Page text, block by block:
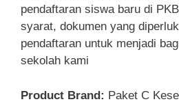
pendaftaran siswa baru di
syarat, dokumen yang
pendaftaran untuk menjadi
sekolah kami
Product Brand: Paket C